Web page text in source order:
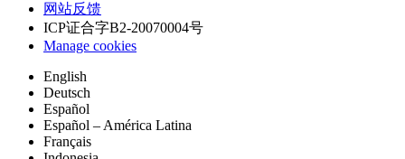
网站反馈
ICP证合字B2-20070004号
Manage cookies
English
Deutsch
Español
Español – América Latina
Français